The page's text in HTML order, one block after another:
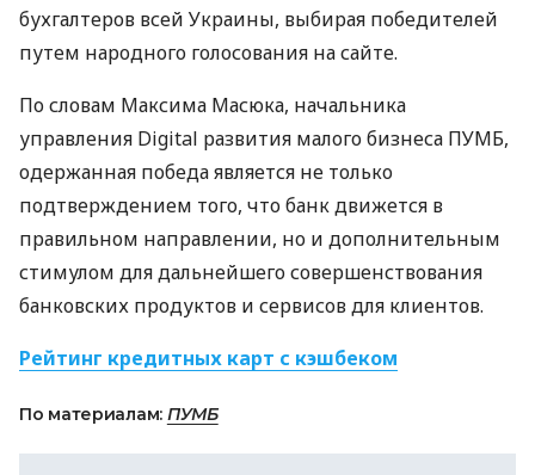
бухгалтеров всей Украины, выбирая победителей
путем народного голосования на сайте.
По словам Максима Масюка, начальника
управления Digital развития малого бизнеса ПУМБ,
одержанная победа является не только
подтверждением того, что банк движется в
правильном направлении, но и дополнительным
стимулом для дальнейшего совершенствования
банковских продуктов и сервисов для клиентов.
Рейтинг кредитных карт с кэшбеком
По материалам: ПУМБ